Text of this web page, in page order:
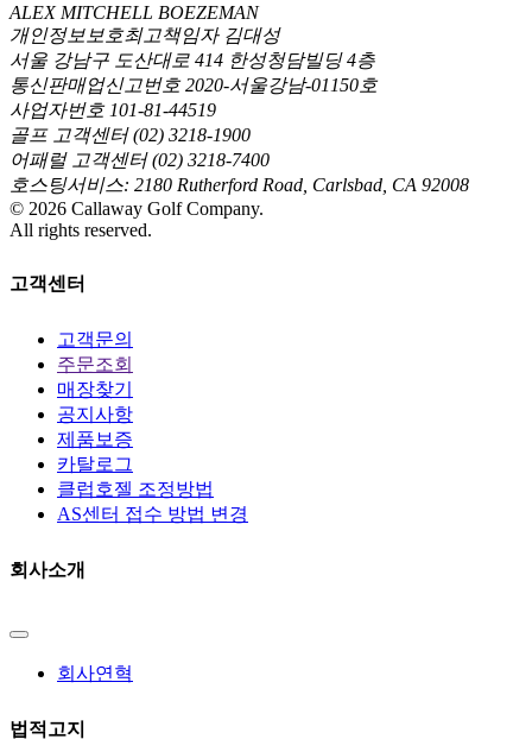
ALEX MITCHELL BOEZEMAN
개인정보보호최고책임자 김대성
서울 강남구 도산대로 414 한성청담빌딩 4층
통신판매업신고번호 2020-서울강남-01150호
사업자번호 101-81-44519
골프 고객센터 (02) 3218-1900
어패럴 고객센터 (02) 3218-7400
호스팅서비스: 2180 Rutherford Road, Carlsbad, CA 92008
© 2026 Callaway Golf Company.
All rights reserved.
고객센터
고객문의
주문조회
매장찾기
공지사항
제품보증
카탈로그
클럽호젤 조정방법
AS센터 접수 방법 변경
회사소개
회사연혁
법적고지